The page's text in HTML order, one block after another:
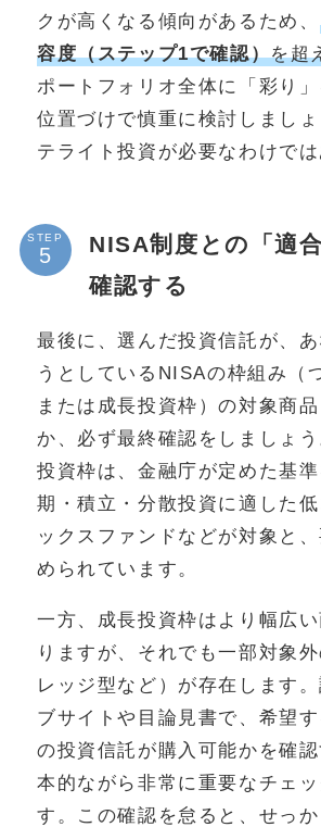
クが高くなる傾向があるため、
容度（ステップ1で確認）を超
ポートフォリオ全体に「彩り
位置づけで慎重に検討しまし
テライト投資が必要なわけでは
STEP
NISA制度との「適
確認する
最後に、選んだ投資信託が、
うとしているNISAの枠組み（
または成長投資枠）の対象商
か、必ず最終確認をしましょ
投資枠は、金融庁が定めた基
期・積立・分散投資に適した
ックスファンドなどが対象と
められています。
一方、成長投資枠はより幅広
りますが、それでも一部対象
レッジ型など）が存在します
ブサイトや目論見書で、希望
の投資信託が購入可能かを確
本的ながら非常に重要なチェ
す。この確認を怠ると、せっ